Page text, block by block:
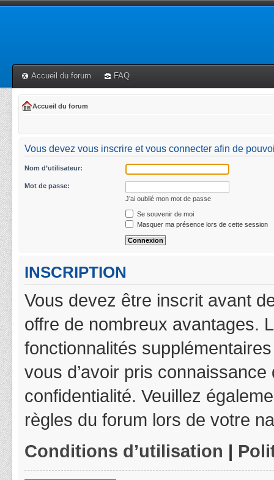
Accueil du forum FAQ
Accueil du forum
Vous devez vous inscrire et vous connecter afin de
Nom d’utilisateur:
Mot de passe:
J’ai oublié mon mot de passe
Se souvenir de moi
Masquer ma présence lors de cette session
INSCRIPTION
Vous devez être inscrit avant
offre de nombreux avantages.
fonctionnalités
vous d’avoir pris
confidentialité. Veuillez
règles du forum lors de votre
Conditions d’utilisation |